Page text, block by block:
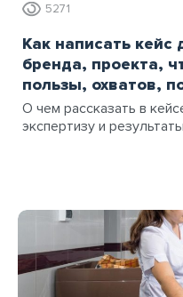
5271
Как написать кейс
бренда, проекта,
пользы, охватов,
О чем рассказать в
экспертизу и